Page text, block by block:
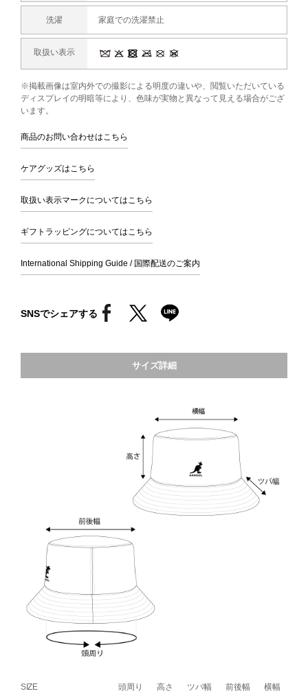
洗濯 家庭での洗濯禁止
取扱い表示
※掲載画像は室内外での撮影による明度の違いや、閲覧いただいている
ディスプレイの明暗等により、色味が実物と異なって見える場合がござ
います。
商品のお問い合わせはこちら
ケアグッズはこちら
取扱い表示マークについてはこちら
ギフトラッピングについてはこちら
International Shipping Guide / 国際配送のご案内
SNSでシェアする
サイズ詳細
SIZE 頭周り 高さ ツバ幅 前後幅 横幅